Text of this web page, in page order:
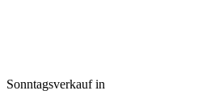
Sonntagsverkauf in